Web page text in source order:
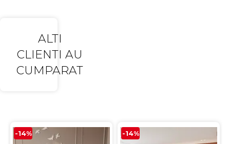
ALTI
CLIENTI AU
CUMPARAT
-14% -14%